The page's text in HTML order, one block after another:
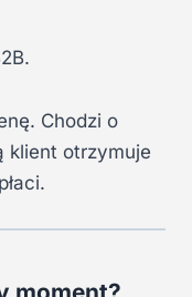
Chodzi o
klient otrzymuje